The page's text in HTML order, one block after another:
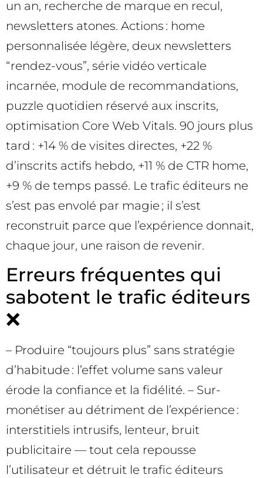
un an, recherche de marque en recul,
newsletters atones. Actions : home
personnalisée légère, deux newsletters
“rendez-vous”, série vidéo verticale
incarnée, module de recommandations,
puzzle quotidien réservé aux inscrits,
optimisation Core Web Vitals. 90 jours plus
tard : +14 % de visites directes, +22 %
d’inscrits actifs hebdo, +11 % de CTR home,
+9 % de temps passé. Le trafic éditeurs ne
s’est pas envolé par magie ; il s’est
reconstruit parce que l’expérience donnait,
chaque jour, une raison de revenir.
Erreurs fréquentes qui
sabotent le trafic éditeurs
❌
– Produire “toujours plus” sans stratégie
d’habitude : l’effet volume sans valeur
érode la confiance et la fidélité. – Sur-
monétiser au détriment de l’expérience :
interstitiels intrusifs, lenteur, bruit
publicitaire — tout cela repousse
l’utilisateur et détruit le trafic éditeurs